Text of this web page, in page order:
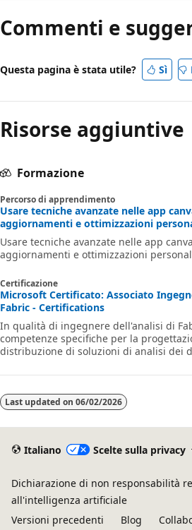
Commenti e
Questa pagina è stata utile? Sì
Risorse aggiuntive
Formazione
Percorso di apprendimento
Usare tecniche avanzate nelle app
aggiornamenti e ottimizzazioni
Usare tecniche avanzate nelle app
aggiornamenti e ottimizzazioni
Certificazione
Microsoft Certificato: Associato
Fabric - Certifications
In qualità di ingegnere dell'analisi di
competenze specifiche per la
distribuzione di soluzioni di analisi dei
Last updated on 06/02/2026
Italiano Scelte sulla privacy
Dichiarazione di non responsabilità
all'intelligenza artificiale
Versioni precedenti
Blog